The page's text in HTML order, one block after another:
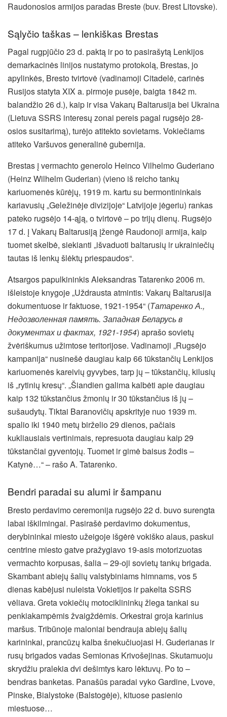
Raudonosios armijos paradas Breste (buv. Brest Litovske).
Sąlyčio taškas – lenkiškas Brestas
Pagal rugpjūčio 23 d. paktą ir po to pasirašytą Lenkijos
demarkacinės linijos nustatymo protokolą, Brestas, jo
apylinkės, Bresto tvirtovė (vadinamoji Citadelė, carinės
Rusijos statyta XIX a. pirmoje pusėje, baigta 1842 m.
balandžio 26 d.), kaip ir visa Vakarų Baltarusija bei Ukraina
(Lietuva SSRS interesų zonai pereis pagal rugsėjo 28-
osios susitarimą), turėjo atitekto sovietams. Vokiečiams
atiteko Varšuvos generalinė gubernija.
Brestas į vermachto generolo Heinco Vilhelmo Guderiano
(Heinz Wilhelm Guderian) (vieno iš reicho tankų
kariuomenės kūrėjų, 1919 m. kartu su bermontininkais
kariavusių „Geležinėje divizijoje“ Latvijoje jėgeriu) rankas
pateko rugsėjo 14-ąją, o tvirtovė – po trijų dienų. Rugsėjo
17 d. į Vakarų Baltarusiją įžengė Raudonoji armija, kaip
tuomet skelbė, siekianti „išvaduoti baltarusių ir ukrainiečių
tautas iš lenkų šlėktų priespaudos“.
Atsargos papulkininkis Aleksandras Tatarenko 2006 m.
išleistoje knygoje „Uždrausta atmintis: Vakarų Baltarusija
dokumentuose ir faktuose, 1921-1954“ (Татаренко А.,
Недозволенная память. Западная Беларусь в
документах и фактах, 1921-1954) aprašo sovietų
žvėriškumus užimtose teritorijose. Vadinamoji „Rugsėjo
kampanija“ nusinešė daugiau kaip 66 tūkstančių Lenkijos
kariuomenės kareivių gyvybes, tarp jų – tūkstančių, kilusių
iš „rytinių kresų“. „Šiandien galima kalbėti apie daugiau
kaip 132 tūkstančius žmonių ir 30 tūkstančius iš jų –
sušaudytų. Tiktai Baranovičių apskrityje nuo 1939 m.
spalio iki 1940 metų birželio 29 dienos, pačiais
kukliausiais vertinimais, represuota daugiau kaip 29
tūkstančiai gyventojų. Tuomet ir gimė baisus žodis –
Katynė…“ – rašo A. Tatarenko.
Bendri paradai su alumi ir šampanu
Bresto perdavimo ceremonija rugsėjo 22 d. buvo surengta
labai iškilmingai. Pasirašė perdavimo dokumentus,
derybininkai miesto užeigoje išgėrė vokiško alaus, paskui
centrine miesto gatve pražygiavo 19-asis motorizuotas
vermachto korpusas, šalia – 29-oji sovietų tankų brigada.
Skambant abiejų šalių valstybiniams himnams, vos 5
dienas kabėjusi nuleista Vokietijos ir pakelta SSRS
vėliava. Greta vokiečių motociklininkų žlega tankai su
penkiakampėmis žvaigždėmis. Orkestrai groja karinius
maršus. Tribūnoje maloniai bendrauja abiejų šalių
karininkai, prancūzų kalba šnekučiuojasi H. Guderianas ir
rusų brigados vadas Semionas Krivošejinas. Skutamuoju
skrydžiu pralekia dvi dešimtys karo lėktuvų. Po to –
bendras banketas. Panašūs paradai vyko Gardine, Lvove,
Pinske, Bialystoke (Balstogėje), kituose pasienio
miestuose…